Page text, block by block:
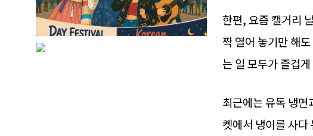
한편, 요즘 캘거리
짝 열어 놓기만 해
는 일 모두가 즐겁
최근에는 유독 냉
켓에서 냉이를 사